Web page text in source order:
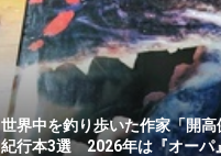
世界中を釣り歩いた作家「開高
紀行本3選 2026年は『オーパ